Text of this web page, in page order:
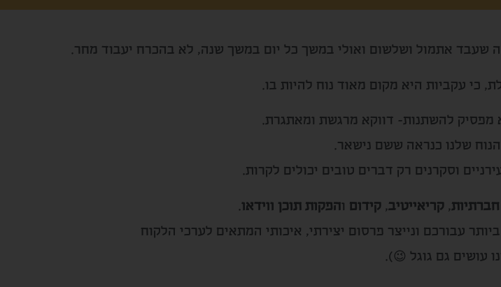
שעבד אתמול ושלשום ואולי במשך כל יום במשך שנה, לא בהכרח יעבוד מחר.
כי עקביות היא מקום מאוד נוח להיות בו.
מפסיק להשתנות- דווקא מרגשת ומאתגרת.
שלנו כנראה ששם נישאר.
וסקרנים רק דברים טובים יכולים לקרות.
, קריאייטיב, קידום והפקות תוכן ווידאו.
עבורכם ונייצר פרסום יצירתי, איכותי המתאים לערכי הלקוח
עושים גם גוגל 😉).